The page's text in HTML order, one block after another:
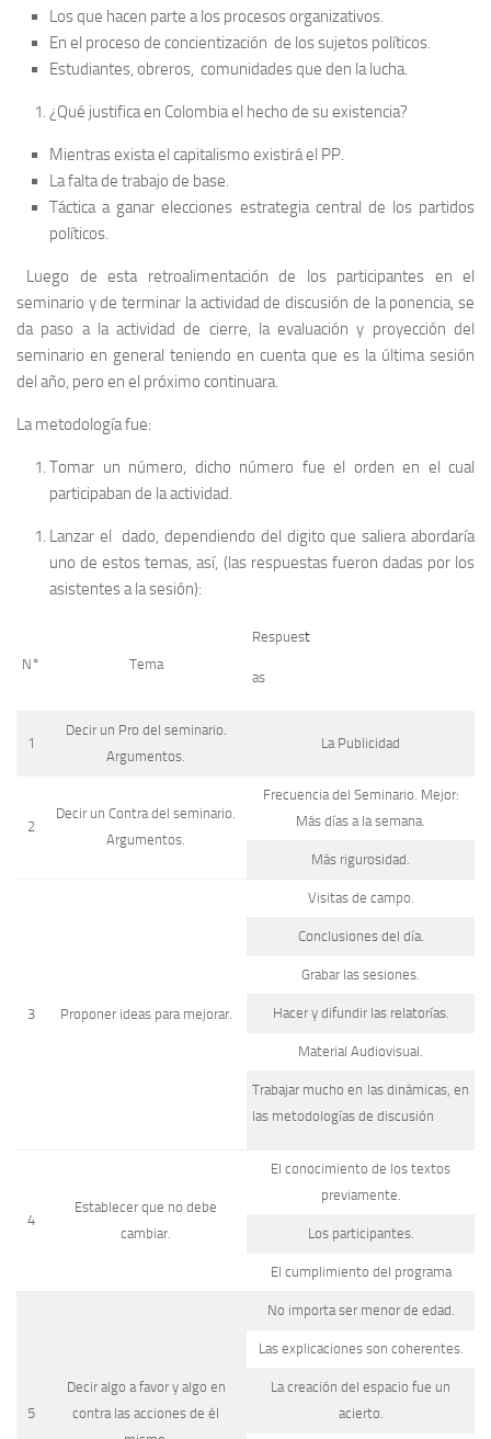
Los que hacen parte a los procesos organizativos.
En el proceso de concientización de los sujetos políticos.
Estudiantes, obreros, comunidades que den la lucha.
¿Qué justifica en Colombia el hecho de su existencia?
Mientras exista el capitalismo existirá el PP.
La falta de trabajo de base.
Táctica a ganar elecciones estrategia central de los partidos
políticos.
Luego de esta retroalimentación de los participantes en el
seminario y de terminar la actividad de discusión de la ponencia, se
da paso a la actividad de cierre, la evaluación y proyección del
seminario en general teniendo en cuenta que es la última sesión
del año, pero en el próximo continuara.
La metodología fue:
Tomar un número, dicho número fue el orden en el cual
participaban de la actividad.
Lanzar el dado, dependiendo del digito que saliera abordaría
uno de estos temas, así, (las respuestas fueron dadas por los
asistentes a la sesión):
N° Tema
Respuest
as
1
Decir un Pro del seminario.
Argumentos.
La Publicidad
2
Decir un Contra del seminario.
Argumentos.
Frecuencia del Seminario. Mejor:
Más días a la semana.
Más rigurosidad.
3 Proponer ideas para mejorar.
Visitas de campo.
Conclusiones del día.
Grabar las sesiones.
Hacer y difundir las relatorías.
Material Audiovisual.
Trabajar mucho en las dinámicas, en
las metodologías de discusión
4
Establecer que no debe
cambiar.
El conocimiento de los textos
previamente.
Los participantes.
El cumplimiento del programa
5
Decir algo a favor y algo en
contra las acciones de él
No importa ser menor de edad.
Las explicaciones son coherentes.
La creación del espacio fue un
acierto.